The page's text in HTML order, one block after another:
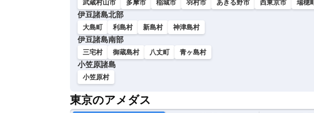
武蔵村山市
多摩市 稲城市 羽村市 あきる野市 西東京市 瑞穂
伊豆諸島北部
大島町 利島村 新島村 神津島村
伊豆諸島南部
三宅村 御蔵島村 八丈町 青ヶ島村
小笠原諸島
小笠原村
東京のアメダス